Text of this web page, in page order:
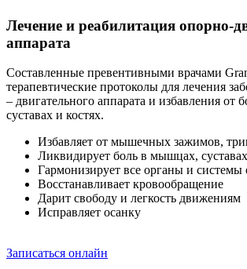
Лечение и реабилитация опорно-
аппарата
Составленные превентивными врачами
терапевтические протоколы для лечения
– двигательного аппарата и избавления от
суставах и костях.
Избавляет от мышечных зажимов,
Ликвидирует боль в мышцах,
Гармонизирует все органы и системы
Восстанавливает кровообращение
Дарит свободу и легкость движениям
Исправляет осанку
Записаться онлайн